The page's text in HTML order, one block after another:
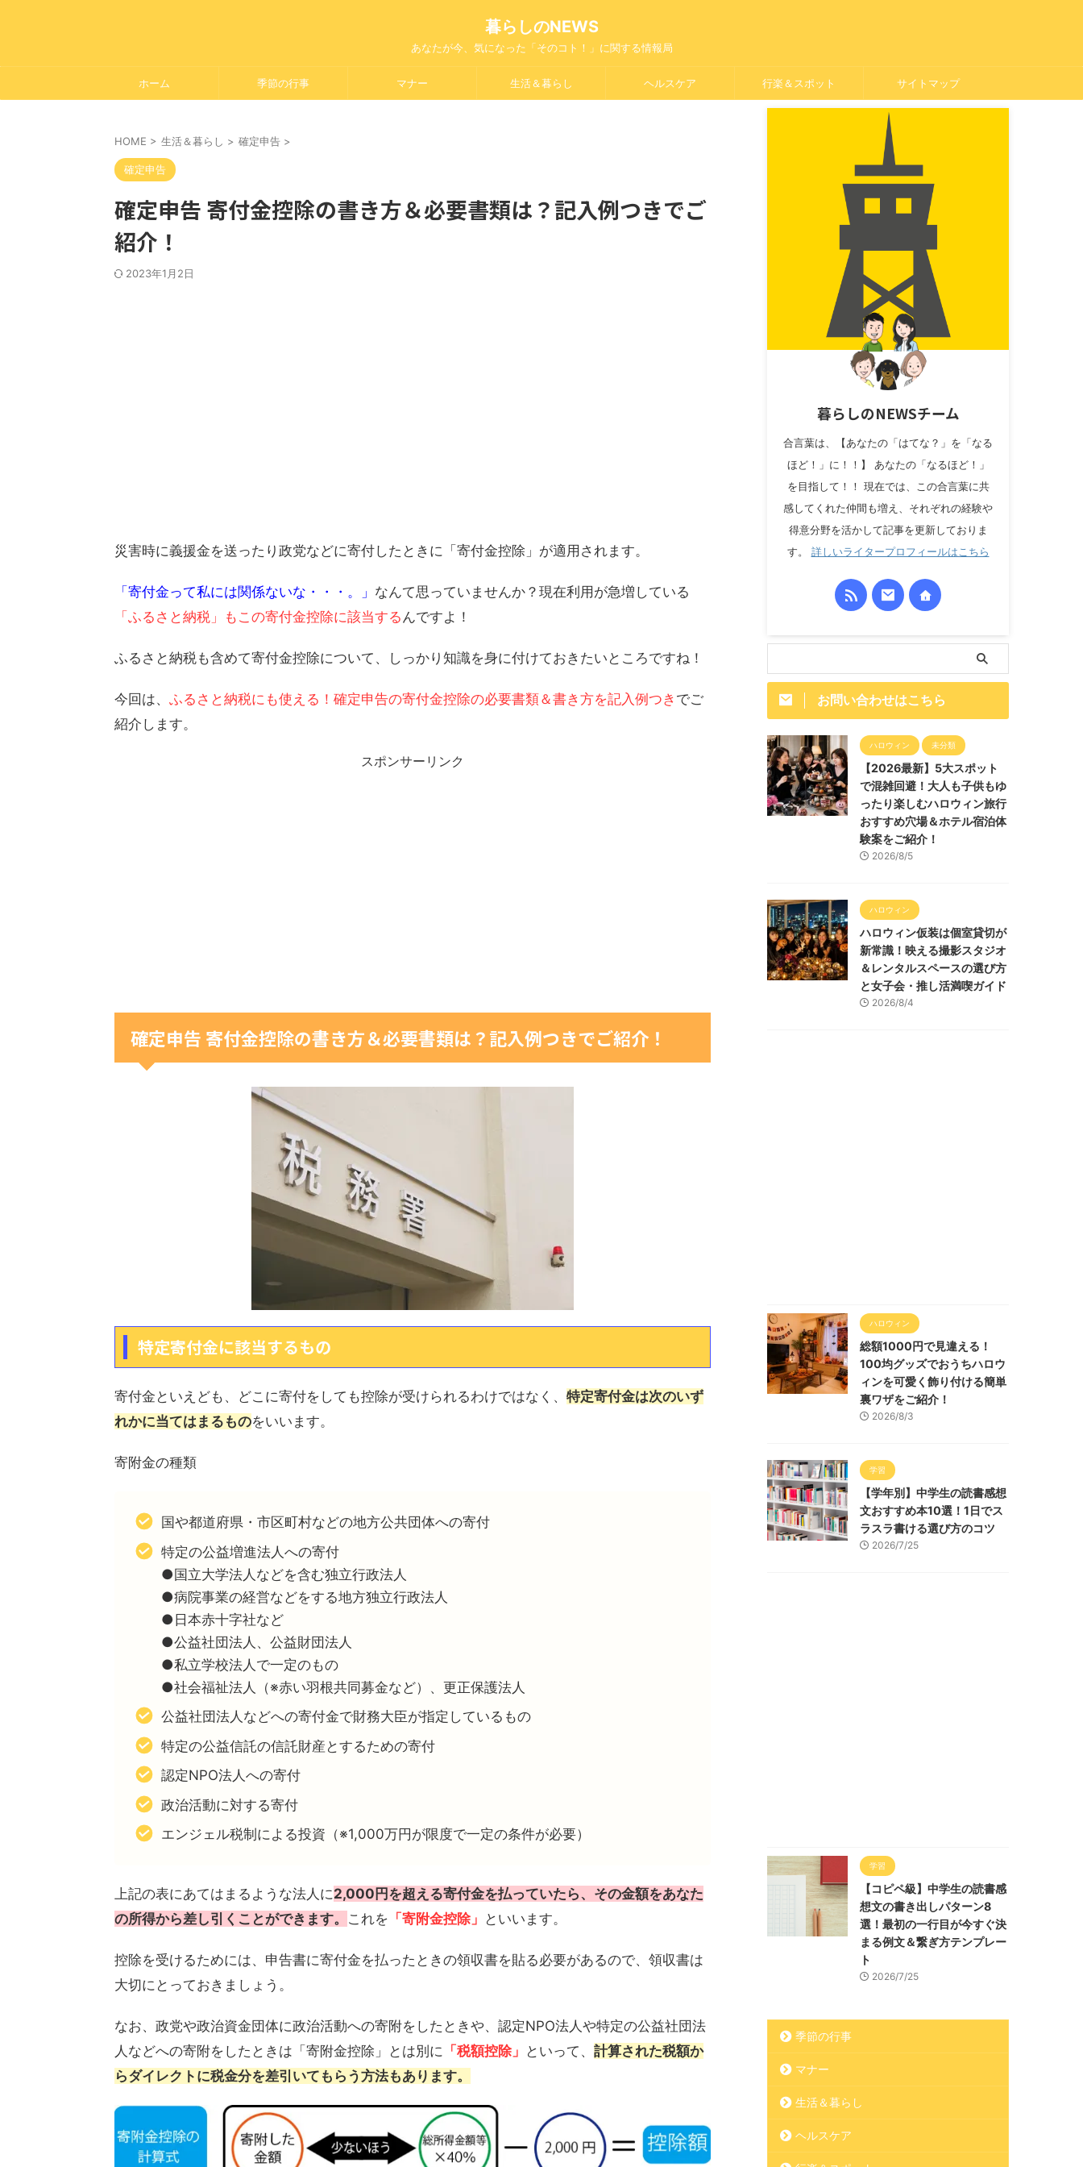
暮らしのNEWS
あなたが今、気になった「そのコト！」に関する情報局
ホーム 季節の行事 マナー 生活＆暮らし ヘルスケア 行楽＆スポット サイトマップ
HOME > 生活＆暮らし > 確定申告 >
確定申告
確定申告 寄付金控除の書き方＆必要書類は？記入例つきでご
紹介！
2023年1月2日
災害時に義援金を送ったり政党などに寄付したときに「寄付金控除」が適用されます。
「寄付金って私には関係ないな・・・。」 なんて思っていませんか？現在利用が急増している
「ふるさと納税」もこの寄付金控除に該当するんですよ！
ふるさと納税も含めて寄付金控除について、しっかり知識を身に付けておきたいところですね！
今回は、 ふるさと納税にも使える！確定申告の寄付金控除の必要書類＆書き方を記入例つき でご
紹介します。
スポンサーリンク
確定申告 寄付金控除の書き方＆必要書類は？記入例つきでご紹介！
特定寄付金に該当するもの
寄付金といえども、どこに寄付をしても控除が受けられるわけではなく、 特定寄付金は次のいず
れかに当てはまるものをいいます。
寄附金の種類
国や都道府県・市区町村などの地方公共団体への寄付
特定の公益増進法人への寄付
●国立大学法人などを含む独立行政法人
●病院事業の経営などをする地方独立行政法人
●日本赤十字社など
●公益社団法人、公益財団法人
●私立学校法人で一定のもの
●社会福祉法人（※赤い羽根共同募金など）、更正保護法人
公益社団法人などへの寄付金で財務大臣が指定しているもの
特定の公益信託の信託財産とするための寄付
認定NPO法人への寄付
政治活動に対する寄付
エンジェル税制による投資（※1,000万円が限度で一定の条件が必要）
上記の表にあてはまるような法人に2,000円を超える寄付金を払っていたら、その金額をあなた
の所得から差し引くことができます。 これを 「寄附金控除」 といいます。
控除を受けるためには、申告書に寄付金を払ったときの領収書を貼る必要があるので、領収書は
大切にとっておきましょう。
なお、政党や政治資金団体に政治活動への寄附をしたときや、認定NPO法人や特定の公益社団法
人などへの寄附をしたときは「寄附金控除」とは別に 「税額控除」 といって、 計算された税額か
らダイレクトに税金分を差引いてもらう方法もあります。
暮らしのNEWSチーム
合言葉は、【あなたの「はてな？」を「なる
ほど！」に！！】 あなたの「なるほど！」
を目指して！！ 現在では、この合言葉に共
感してくれた仲間も増え、それぞれの経験や
得意分野を活かして記事を更新しておりま
す。 詳しいライタープロフィールはこちら
お問い合わせはこちら
ハロウィン 未分類
【2026最新】5大スポット
で混雑回避！大人も子供もゆ
ったり楽しむハロウィン旅行
おすすめ穴場＆ホテル宿泊体
験案をご紹介！
2026/8/5
ハロウィン
ハロウィン仮装は個室貸切が
新常識！映える撮影スタジオ
＆レンタルスペースの選び方
と女子会・推し活満喫ガイド
2026/8/4
ハロウィン
総額1000円で見違える！
100均グッズでおうちハロウ
ィンを可愛く飾り付ける簡単
裏ワザをご紹介！
2026/8/3
学習
【学年別】中学生の読書感想
文おすすめ本10選！1日でス
ラスラ書ける選び方のコツ
2026/7/25
学習
【コピペ級】中学生の読書感
想文の書き出しパターン8
選！最初の一行目が今すぐ決
まる例文＆繋ぎ方テンプレー
ト
2026/7/25
季節の行事
マナー
生活＆暮らし
ヘルスケア